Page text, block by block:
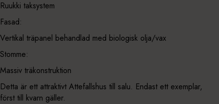
Ruukki taksystem
Fasad:
Vertikal träpanel behandlad med biologisk olja/vax
Stomme:
Massiv träkonstruktion
Detta är ett attraktivt Attefallshus till salu. Endast ett exemplar,
först till kvarn gäller.